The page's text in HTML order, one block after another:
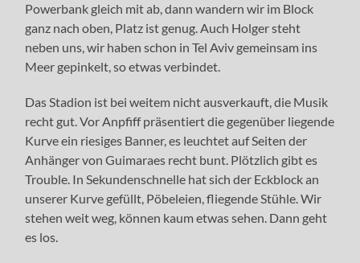
Powerbank gleich mit ab, dann wandern wir im Block
ganz nach oben, Platz ist genug. Auch Holger steht
neben uns, wir haben schon in Tel Aviv gemeinsam ins
Meer gepinkelt, so etwas verbindet.
Das Stadion ist bei weitem nicht ausverkauft, die Musik
recht gut. Vor Anpfiff präsentiert die gegenüber liegende
Kurve ein riesiges Banner, es leuchtet auf Seiten der
Anhänger von Guimaraes recht bunt. Plötzlich gibt es
Trouble. In Sekundenschnelle hat sich der Eckblock an
unserer Kurve gefüllt, Pöbeleien, fliegende Stühle. Wir
stehen weit weg, können kaum etwas sehen. Dann geht
es los.